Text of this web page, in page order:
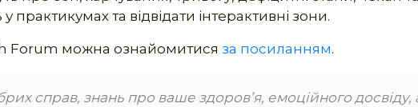
практикумах та відвідати інтерактивні зони.
Forum можна ознайомитися за посиланням.
справ, знань про ваше здоровʼя, емоційного досвіду,